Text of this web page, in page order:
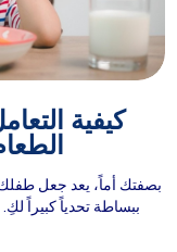
كيفية
بصفتك أماً، يعد جعل طفلك
ببساطة تحدياً كبيراً